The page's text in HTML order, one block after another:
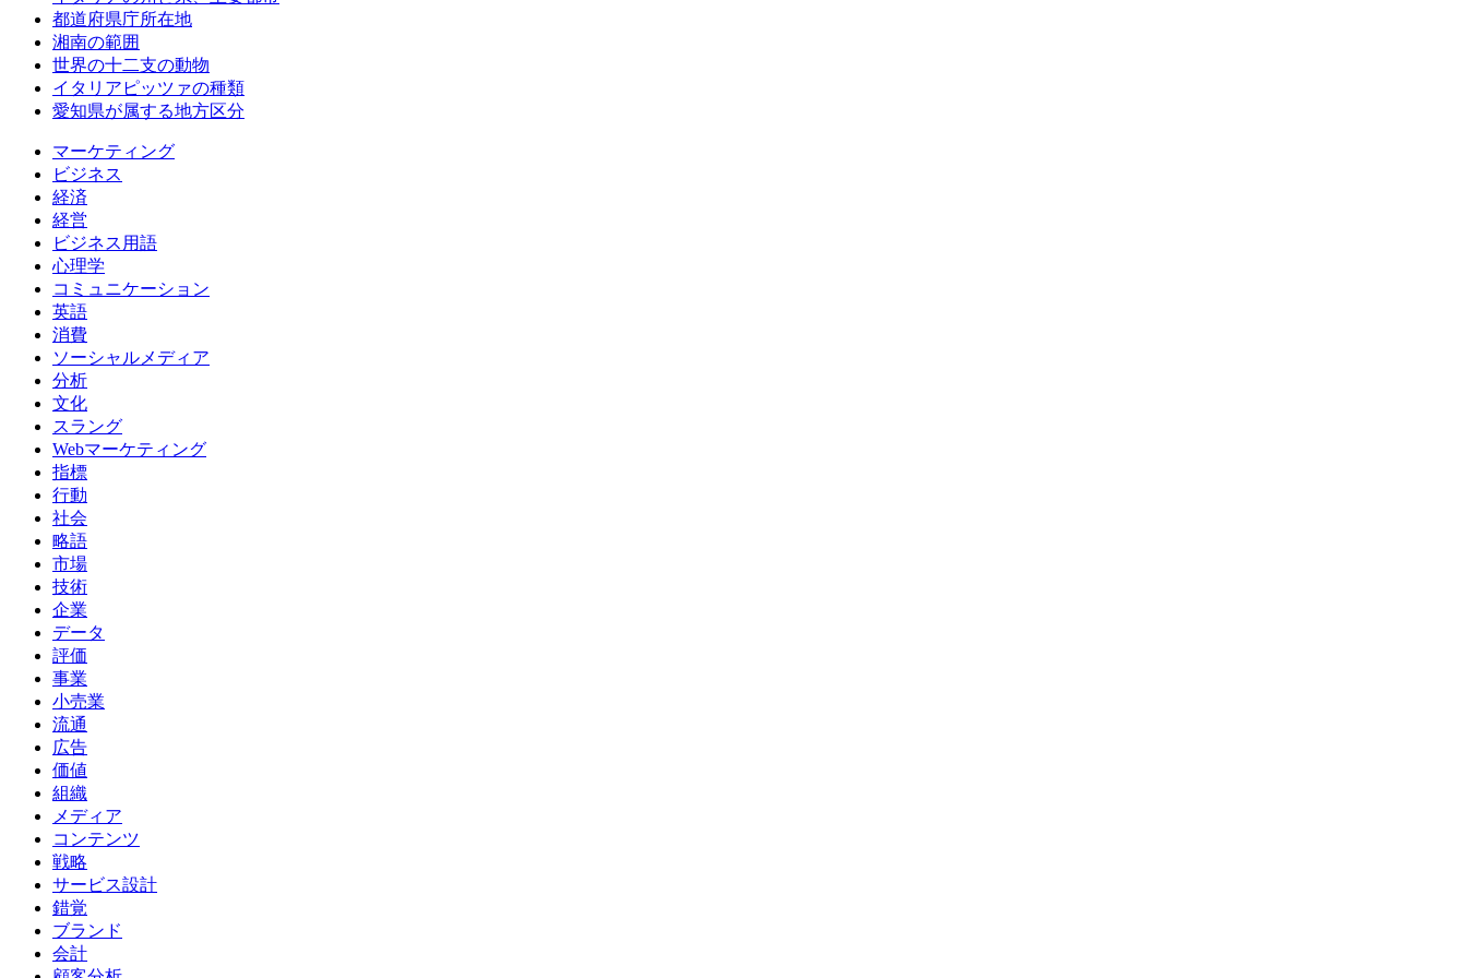
都道府県庁所在地
湘南の範囲
世界の十二支の動物
イタリアピッツァの種類
愛知県が属する地方区分
マーケティング
ビジネス
経済
経営
ビジネス用語
心理学
コミュニケーション
英語
消費
ソーシャルメディア
分析
文化
スラング
Webマーケティング
指標
行動
社会
略語
市場
技術
企業
データ
評価
事業
小売業
流通
広告
価値
組織
メディア
コンテンツ
戦略
サービス設計
錯覚
ブランド
会計